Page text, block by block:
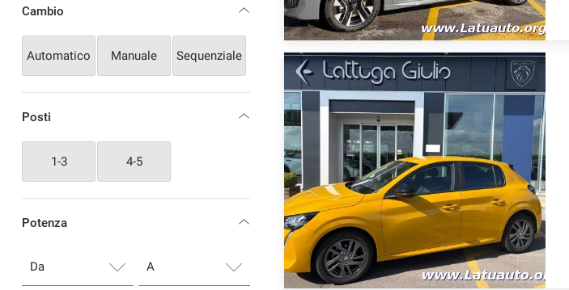
Cambio
Automatico Manuale Sequenziale
Posti
1-3 4-5
Potenza